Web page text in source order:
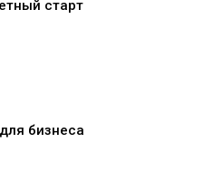
старт
бизнеса